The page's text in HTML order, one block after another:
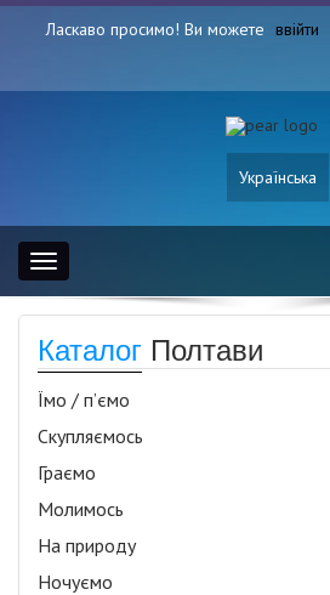
Ласкаво просимо! Ви можете ввійти
Українська
Toggle
navigation
Каталог Полтави
Їмо / п’ємо
Скупляємось
Граємо
Молимось
На природу
Ночуємо